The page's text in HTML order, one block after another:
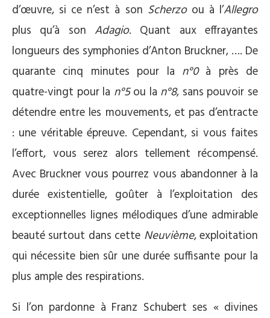
d’œuvre, si ce n’est à son Scherzoou à l’Allegro
plus qu’à son Adagio. Quant aux effrayantes
longueurs des symphonies d’Anton Bruckner, …. De
quarante cinq minutes pour la n°0 à près de
quatre-vingt pour la n°5ou la n°8, sans pouvoir se
détendre entre les mouvements, et pas d’entracte
: une véritable épreuve. Cependant, si vous faites
l’effort, vous serez alors tellement récompensé.
Avec Bruckner vous pourrez vous abandonner à la
durée existentielle, goûter à l’exploitation des
exceptionnelles lignes mélodiques d’une admirable
beauté surtout dans cette Neuvième, exploitation
qui nécessite bien sûr une durée suffisante pour la
plus ample des respirations.
Si l’on pardonne à Franz Schubert ses « divines